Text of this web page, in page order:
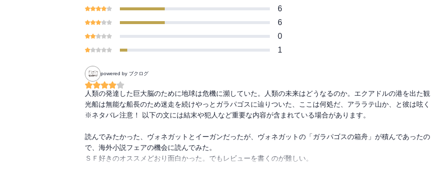
6
6
0
1
powered by ブクログ
人類の発達した巨大脳のために地球は危機に瀕していた。人類の未来はどうなるのか。エクアドルの港を出た観
光船は無能な船長のため迷走を続けやっとガラパゴスに辿りついた、ここは何処だ、アララテ山か、と彼は呟く
※ネタバレ注意！ 以下の文には結末や犯人など重要な内容が含まれている場合があります。
読んでみたかった、ヴォネガットとイーガンだったが、ヴォネガットの「ガラパゴスの箱舟」が積んであったの
で、海外小説フェアの機会に読んでみた。
ＳＦ好きのオススメどおり面白かった。でもレビューを書くのが難しい。